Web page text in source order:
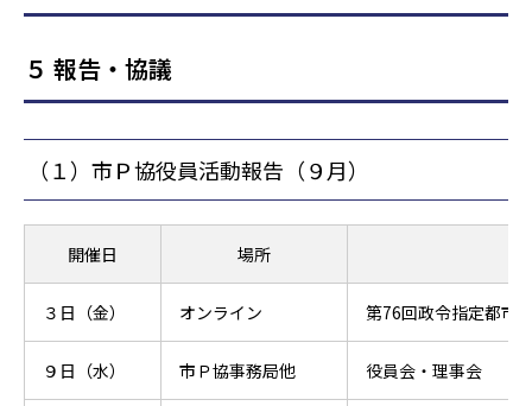
５ 報告・協議
（１）市Ｐ協役員活動報告（９月）
開催日 場所
３日（金） オンライン 第76回政令指定都市
９日（水） 市Ｐ協事務局他 役員会・理事会